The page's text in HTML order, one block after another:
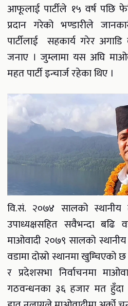
आफूलाई पार्टीले १५ वर्ष पछि
प्रदान गरेको भण्डारीले
पार्टीलाई सहकार्य गरेर अगाडि
जनाए । जुम्लामा यस अघि
महत पार्टी इन्चार्ज रहेका थिए ।
वि.सं. २०७४ सालको
उपाध्यक्षसहित सवैभन्दा बढि
माओवादी २०७९ सालको
वडामा दोस्रो स्थानमा खुम्चिएको छ
र प्रदेशसभा निर्वाचनमा
गठवन्धनका ३६ हजार मत